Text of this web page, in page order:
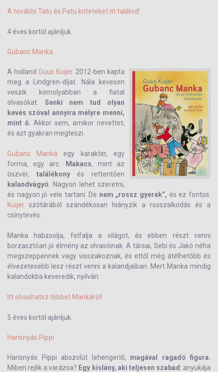
A további Tatu és Patu köteteket itt találod!
4 éves kortól ajánljuk.
Gubanc Manka
A holland Guus Kuijer 2012-ben kapta
meg a Lindgren-díjat. Nála kevesen
veszik komolyabban a fiatal
olvasókat.Senki nem tud olyan
kevés szóval annyira mélyre menni,
mint ő. Akkor sem, amikor nevettet,
és azt gyakran megteszi.
Gubanc Manka egy karakter, egy
forma, egy arc.
Makacs, mint az
öszvér, találékony és rettentően
kalandvágyó . Nagyon lehet szeretni,
és nagyon jó vele tartani. De nem „rossz gyerek“, és ez fontos.
Kuijer szótárából szándékosan hiányzik a rosszalkodás és a
csínytevés.
Manka habzsolja, felfalja a világot, és ebben részt venni
borzasztóan jó élmény az olvasóinak. A társai, Sebi és Jakó néha
megszeppennek vagy visszakoznak, és ettől még átélhetőbb és
élvezetesebb lesz részt venni a kalandjaiban. Mert Manka mindig
kalandokba keveredik, nyilván.
Itt olvashatsz többet Mankáról!
5 éves kortól ajánljuk.
Harisnyás Pippi
Harisnyás Pippi abszolút lehengerlő, magával ragadó figura.
Miben rejlik a varázsa? Egy kislány, aki teljesen szabad : anyukája